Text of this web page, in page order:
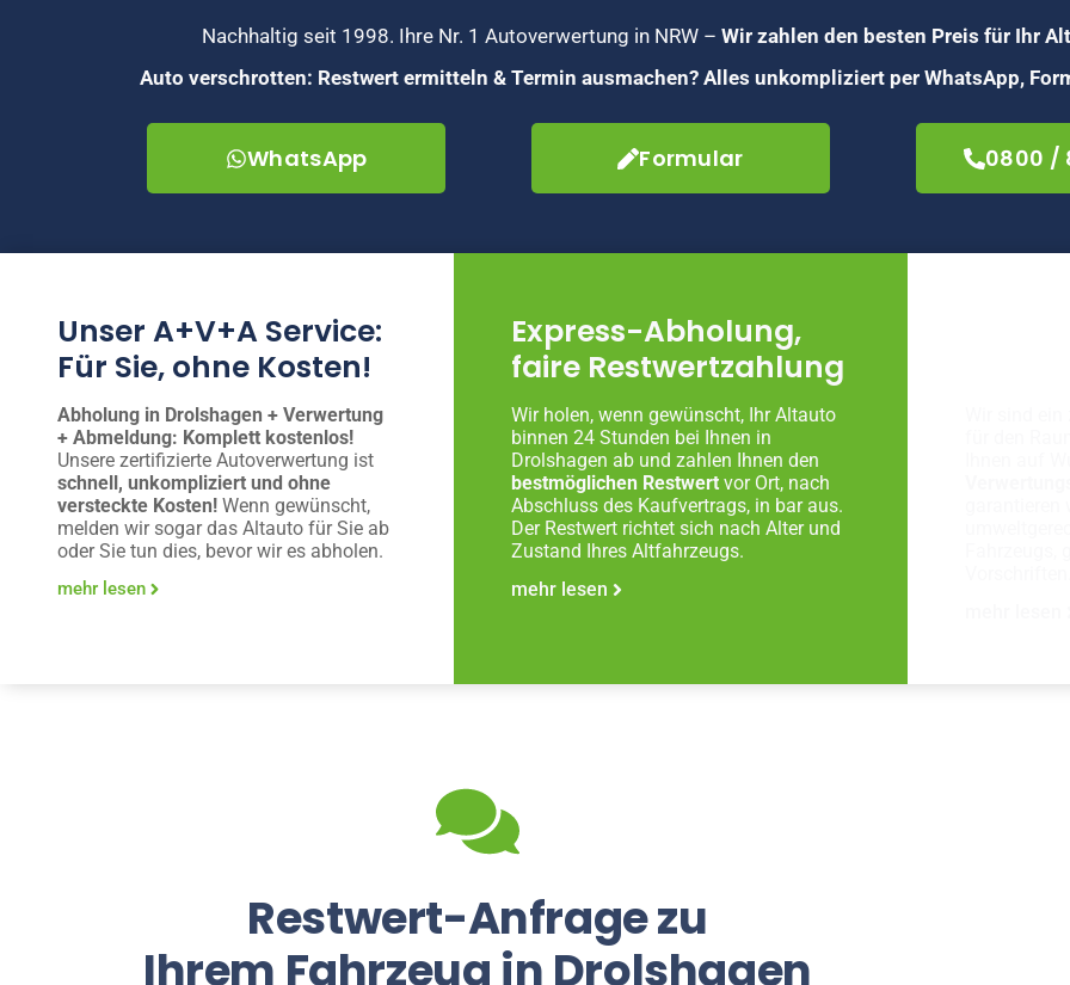
Nachhaltig seit 1998. Ihre Nr. 1 Autoverwertung in NRW – Wir zahlen den besten Preis für Ihr
Auto verschrotten: Restwert ermitteln & Termin ausmachen? Alles unkompliziert per WhatsApp,
WhatsApp Formular 0800 /
Unser A+V+A Service:
Für Sie, ohne Kosten!
Abholung in Drolshagen + Verwertung
+ Abmeldung: Komplett kostenlos!
Unsere zertifizierte Autoverwertung ist
schnell, unkompliziert und ohne
versteckte Kosten! Wenn gewünscht,
melden wir sogar das Altauto für Sie ab
oder Sie tun dies, bevor wir es abholen.
mehr lesen
Express-Abholung,
faire Restwertzahlung
Wir holen, wenn gewünscht, Ihr Altauto
binnen 24 Stunden bei Ihnen in
Drolshagen ab und zahlen Ihnen den
bestmöglichen Restwertvor Ort, nach
Abschluss des Kaufvertrags, in bar aus.
Der Restwert richtet sich nach Alter und
Zustand Ihres Altfahrzeugs.
mehr lesen
Restwert-Anfrage zu
Ihrem Fahrzeug in Drolshagen